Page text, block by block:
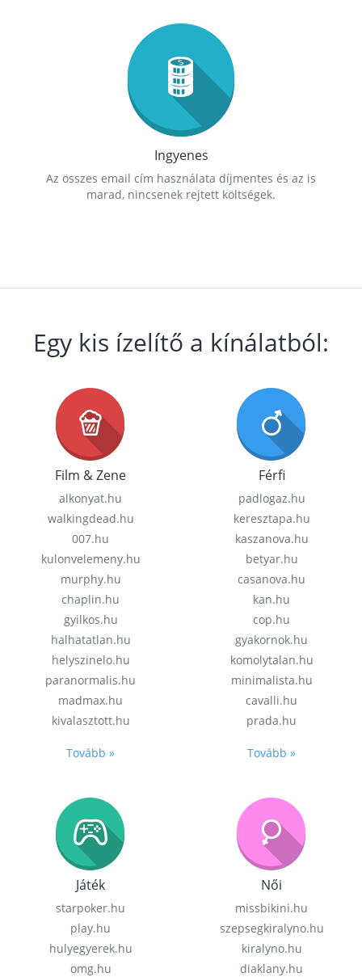
Ingyenes
Az összes email cím használata díjmentes és az is
marad, nincsenek rejtett költségek.
Egy kis ízelítő a kínálatból:
Film & Zene
alkonyat.hu
walkingdead.hu
007.hu
kulonvelemeny.hu
murphy.hu
chaplin.hu
gyilkos.hu
halhatatlan.hu
helyszinelo.hu
paranormalis.hu
madmax.hu
kivalasztott.hu
Tovább »
Férfi
padlogaz.hu
keresztapa.hu
kaszanova.hu
betyar.hu
casanova.hu
kan.hu
cop.hu
gyakornok.hu
komolytalan.hu
minimalista.hu
cavalli.hu
prada.hu
Tovább »
Játék
starpoker.hu
play.hu
hulyegyerek.hu
omg.hu
Női
missbikini.hu
szepsegkiralyno.hu
kiralyno.hu
diaklany.hu